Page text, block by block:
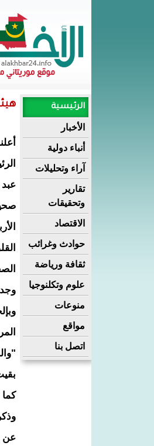
الرئيسية
الأخبار
أنباء دولية
آراء وتحليلات
تقارير
وتحقيقات
الاقتصاد
حوادث وغرائب
ثقافة ورياضة
علوم وتكلنوجيا
منوعات
مواقع
اتصل بنا
عن